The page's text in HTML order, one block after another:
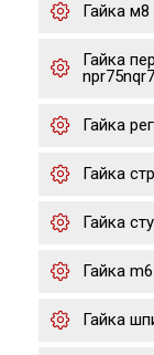
Гайка м8
Гайка
Гайка
Гайка
Гайка
Гайка m6
Гайка